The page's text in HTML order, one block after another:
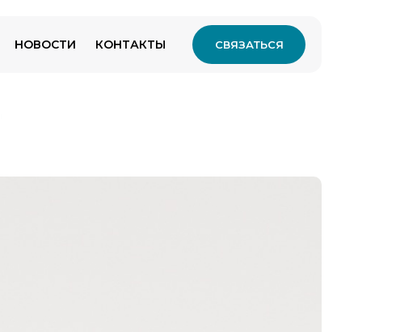
СВЯЗАТЬСЯ
НОВОСТИ КОНТАКТЫ